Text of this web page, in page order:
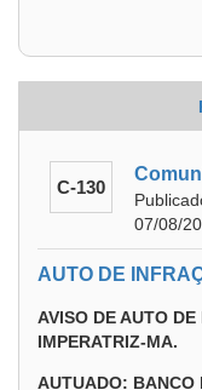
C-130
07/08/
AUTO DE
AVISO DE AUTO
IMPERATRIZ-MA.
AUTUADO: BANCO